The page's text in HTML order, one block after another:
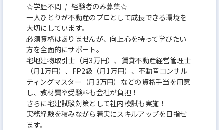
☆学歴不問 / 経験者のみ募集☆
一人ひとりが不動産のプロとして成長できる環境を
大切にしています。
必須資格はありませんが、向上心を持って学びたい
方を全面的にサポート。
宅地建物取引士（月3万円）、賃貸不動産経営管理士
（月1万円）、FP2級（月1万円）、不動産コンサル
ティングマスター（月3万円）などの資格手当を用意
し、教材費や受験料も会社が負担！
さらに宅建試験対策として社内模試も実施！
実務経験を積みながら着実にスキルアップを目指せ
ます。